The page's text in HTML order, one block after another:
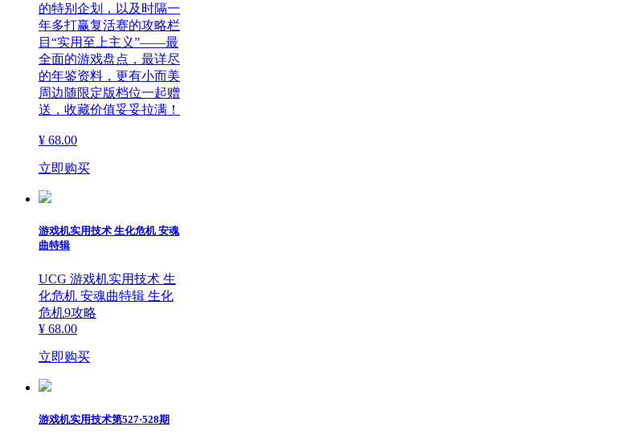
的特别企划，以及时隔一
年多打赢复活赛的攻略栏
目“实用至上主义”——最
全面的游戏盘点，最详尽
的年鉴资料，更有小而美
周边随限定版档位一起赠
送，收藏价值妥妥拉满！
¥ 68.00
立即购买
游戏机实用技术 生化危机 安魂
曲特辑
UCG 游戏机实用技术 生
化危机 安魂曲特辑 生化
危机9攻略
¥ 68.00
立即购买
游戏机实用技术第527·528期